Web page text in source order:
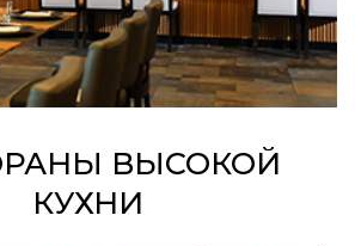
ВЫСОКОЙ
КУХНИ